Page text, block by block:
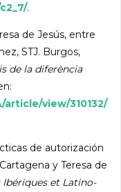
.
de Jesús, entre
STJ. Burgos,
de la diferència
view/310132/
de autorización
y Teresa de
Ibériques et Latino-